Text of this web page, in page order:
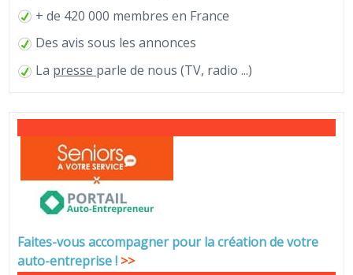
+ de 420 000 membres en France
Des avis sous les annonces
La presse parle de nous (TV, radio ...)
Faites-vous accompagner pour la création de votre
auto-entreprise! >>